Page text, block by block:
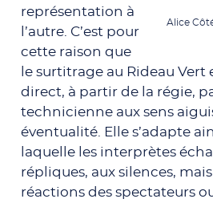
Alice
représentation à
l’autre. C’est pour
cette raison que
le surtitrage au Rideau Vert
direct, à partir de la régie,
technicienne aux sens
éventualité. Elle s’adapte
laquelle les interprètes
répliques, aux silences,
réactions des spectateurs